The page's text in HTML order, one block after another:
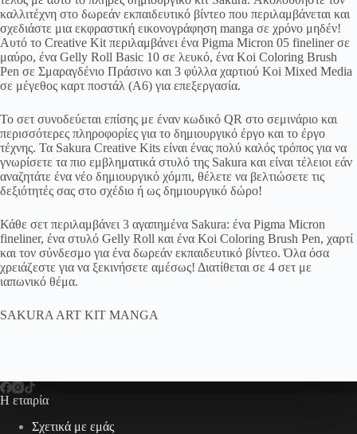
καλλιτέχνη στο δωρεάν εκπαιδευτικό βίντεο που περιλαμβάνεται και
σχεδιάστε μια εκφραστική εικονογράφηση manga σε χρόνο μηδέν!
Αυτό το Creative Kit περιλαμβάνει ένα Pigma Micron 05 fineliner σε
μαύρο, ένα Gelly Roll Basic 10 σε λευκό, ένα Koi Coloring Brush
Pen σε Σμαραγδένιο Πράσινο και 3 φύλλα χαρτιού Koi Mixed Media
σε μέγεθος καρτ ποστάλ (A6) για επεξεργασία.
Το σετ συνοδεύεται επίσης με έναν κωδικό QR στο σεμινάριο και
περισσότερες πληροφορίες για το δημιουργικό έργο και το έργο
τέχνης. Τα Sakura Creative Kits είναι ένας πολύ καλός τρόπος για να
γνωρίσετε τα πιο εμβληματικά στυλό της Sakura και είναι τέλειοι εάν
αναζητάτε ένα νέο δημιουργικό χόμπι, θέλετε να βελτιώσετε τις
δεξιότητές σας στο σχέδιο ή ως δημιουργικό δώρο!
Κάθε σετ περιλαμβάνει 3 αγαπημένα Sakura: ένα Pigma Micron
fineliner, ένα στυλό Gelly Roll και ένα Koi Coloring Brush Pen, χαρτί
και τον σύνδεσμο για ένα δωρεάν εκπαιδευτικό βίντεο. Όλα όσα
χρειάζεστε για να ξεκινήσετε αμέσως! Διατίθεται σε 4 σετ με
ιαπωνικό θέμα.
SAKURA ART KIT MANGA
Η εταιρία
Σχετικά με εμάς